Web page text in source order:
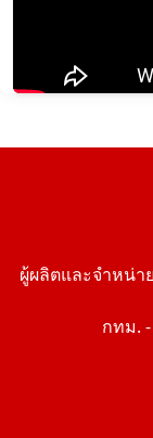
ผู้ผลิตและจำหน่
กทม.